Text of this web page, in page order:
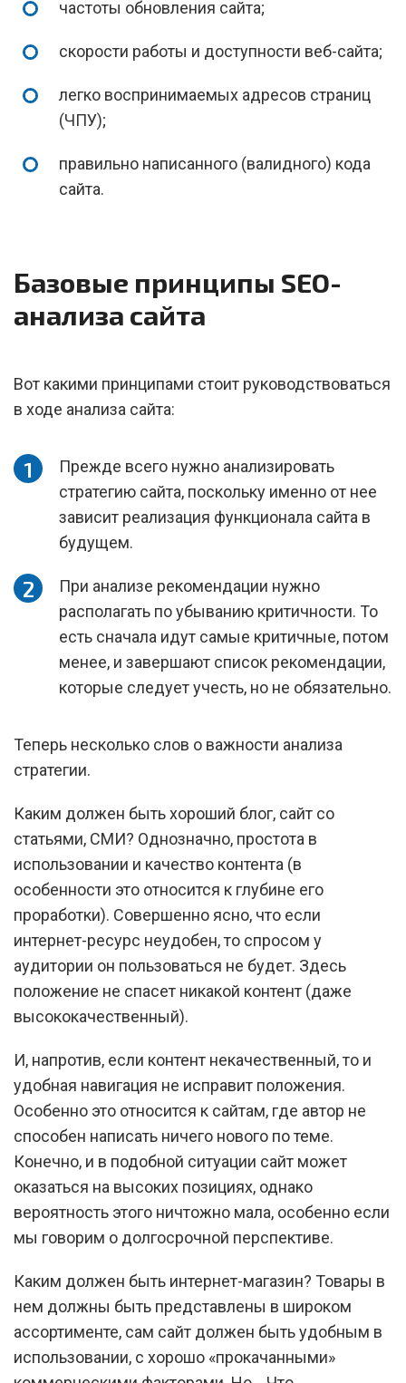
частоты обновления сайта;
скорости работы и доступности веб-сайта;
легко воспринимаемых адресов страниц
(ЧПУ);
правильно написанного (валидного) кода
сайта.
Базовые принципы SEO-
анализа сайта
Вот какими принципами стоит руководствоваться
в ходе анализа сайта:
Прежде всего нужно анализировать
стратегию сайта, поскольку именно от нее
зависит реализация функционала сайта в
будущем.
При анализе рекомендации нужно
располагать по убыванию критичности. То
есть сначала идут самые критичные, потом
менее, и завершают список рекомендации,
которые следует учесть, но не обязательно.
Теперь несколько слов о важности анализа
стратегии.
Каким должен быть хороший блог, сайт со
статьями, СМИ? Однозначно, простота в
использовании и качество контента (в
особенности это относится к глубине его
проработки). Совершенно ясно, что если
интернет-ресурс неудобен, то спросом у
аудитории он пользоваться не будет. Здесь
положение не спасет никакой контент (даже
высококачественный).
И, напротив, если контент некачественный, то и
удобная навигация не исправит положения.
Особенно это относится к сайтам, где автор не
способен написать ничего нового по теме.
Конечно, и в подобной ситуации сайт может
оказаться на высоких позициях, однако
вероятность этого ничтожно мала, особенно если
мы говорим о долгосрочной перспективе.
Каким должен быть интернет-магазин? Товары в
нем должны быть представлены в широком
ассортименте, сам сайт должен быть удобным в
использовании, с хорошо «прокачанными»